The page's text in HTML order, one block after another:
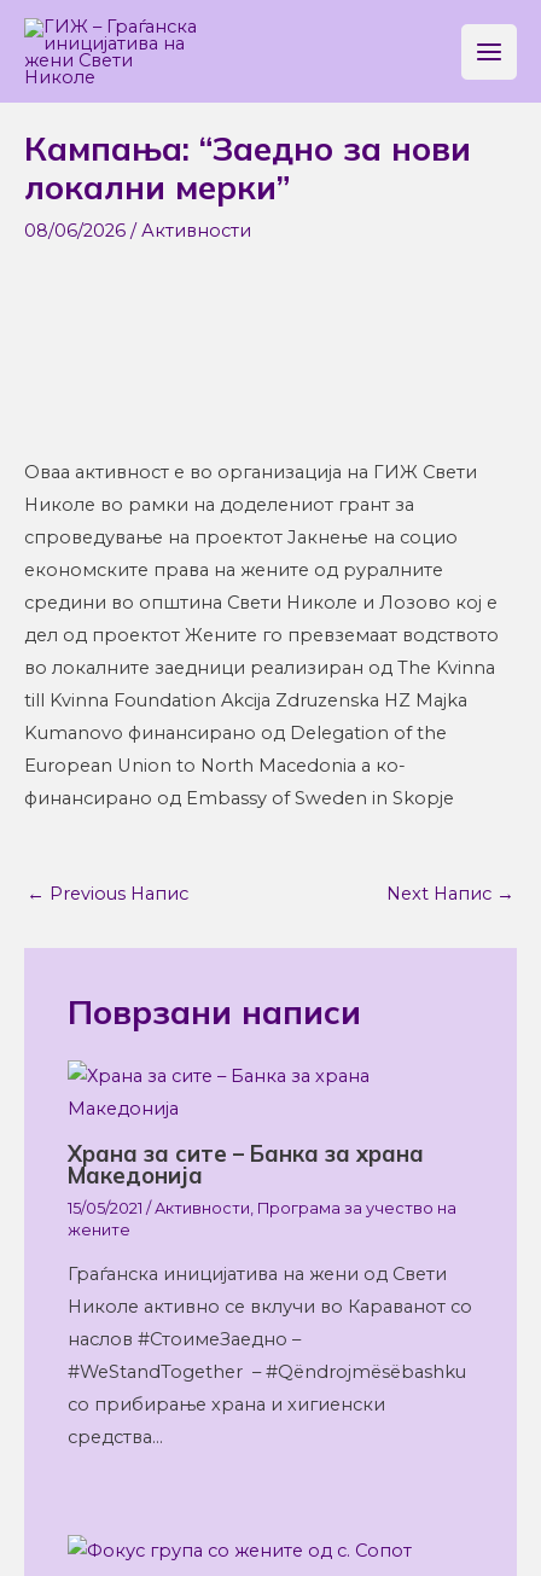
Skip
content
Main
Menu
Кампања: “Заедно за нови
локални мерки”
08/06/2026 /Активности
Оваа активност е во организација на ГИЖ Свети
Николе во рамки на доделениот грант за
спроведување на проектот Јакнење на социо
економските права на жените од руралните
средини во општина Свети Николе и Лозово кој е
дел од проектот Жените го превземаат водството
во локалните заедници реализиран од The Kvinna
till Kvinna Foundation Akcija Zdruzenska HZ Majka
Kumanovo финансирано од Delegation of the
European Union to North Macedonia а ко-
финансирано од Embassy of Sweden in Skopje
navigation
← Previous Напис Next Напис →
Поврзани написи
Храна за сите – Банка за храна
Македонија
15/05/2021/Активности Програма за учество на
жените
Граѓанска иницијатива на жени од Свети
Николе активно се вклучи во Караванот со
наслов #СтоимеЗаедно –
#WeStandTogether – #Qëndrojmësëbashku
со прибирање храна и хигиенски
средства…